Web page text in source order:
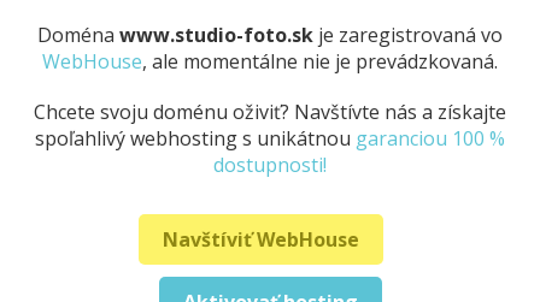
Doména www.studio-foto.sk je zaregistrovaná vo
WebHouse, ale momentálne nie je prevádzkovaná.
Chcete svoju doménu oživiť? Navštívte nás a získajte
spoľahlivý webhosting s unikátnou garanciou 100 %
dostupnosti!
Navštíviť WebHouse